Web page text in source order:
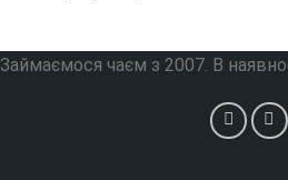
Займаємося чаєм з 2007. В